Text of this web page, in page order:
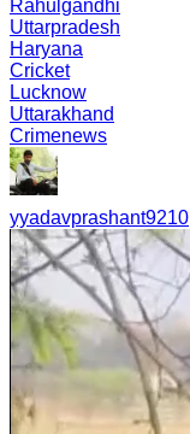
Rahulgandhi
Uttarpradesh
Haryana
Cricket
Lucknow
Uttarakhand
Crimenews
yyadavprashant9210